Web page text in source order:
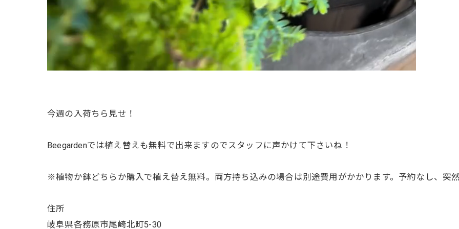
今週の入荷ちら見せ！
Beegardenでは植え替えも無料で出来ますのでスタッフに声かけて下さいね！
※植物か鉢どちらか購入で植え替え無料。両方持ち込みの場合は別途費用がかかります。予約なし、突
住所
岐阜県各務原市尾崎北町5-30